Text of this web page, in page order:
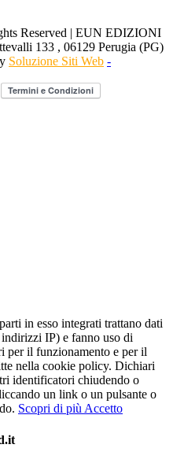
Reserved | EUN EDIZIONI
133 , 06129 Perugia (PG)
Soluzione Siti Web -
in esso integrati trattano dati
IP) e fanno uso di
per il funzionamento e per il
nella cookie policy. Dichiari
identificatori chiudendo o
un link o un pulsante o
Scopri di piùAccetto